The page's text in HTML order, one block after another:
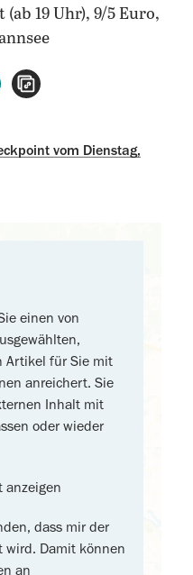
19 Uhr), 9/5 Euro,
teilen
per E-Mail teilen
vom Dienstag,
einen von
Artikel für Sie mit
anreichert. Sie
Inhalt mit
oder wieder
anzeigen
dass mir der
wird. Damit können
an